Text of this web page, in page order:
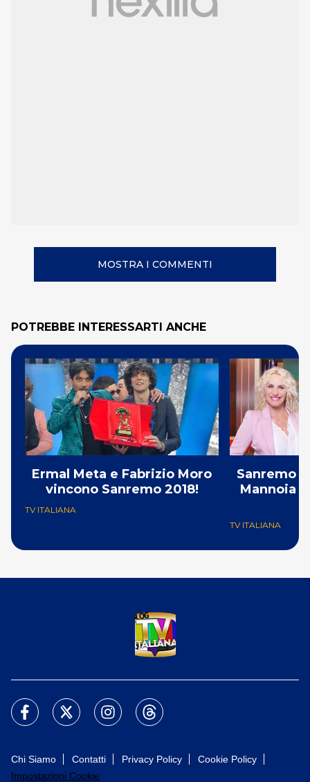
MOSTRA I COMMENTI
POTREBBE INTERESSARTI ANCHE
Ermal Meta e Fabrizio Moro
vincono Sanremo 2018!
TV ITALIANA
Sanremo
Mannoia
TV ITALIANA
Chi Siamo Contatti Privacy Policy
Cookie Policy
Impostazioni Cookie